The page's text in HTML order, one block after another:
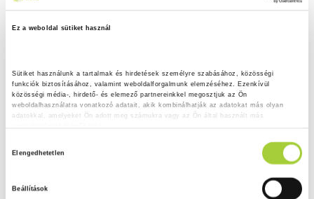
Ez a weboldal sütiket használ
Sütiket használunk a tartalmak és hirdetések személyre szabásához, közösségi
funkciók biztosításához, valamint weboldalforgalmunk elemzéséhez. Ezenkívül
közösségi média-, hirdető- és elemező partnereinkkel megosztjuk az Ön
weboldalhasználatra vonatkozó adatait, akik kombinálhatják az adatokat más olyan
adatokkal, amelyeket Ön adott meg számukra vagy az Ön által használt más
Elengedhetetlen
Beállítások
2021.04.20.
Tippek vásárolt paprika palánta